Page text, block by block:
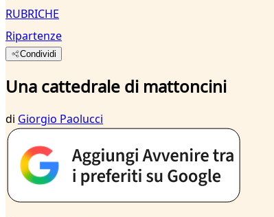
RUBRICHE
Ripartenze
Condividi
Una cattedrale di mattoncini
di Giorgio Paolucci